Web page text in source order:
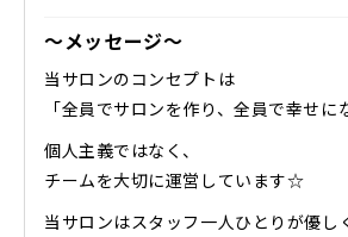
〜メッセージ〜
当サロンのコンセプトは
「全員でサロンを作り、全員で幸せに
個人主義ではなく、
チームを大切に運営しています☆
当サロンはスタッフ一人ひとりが優し